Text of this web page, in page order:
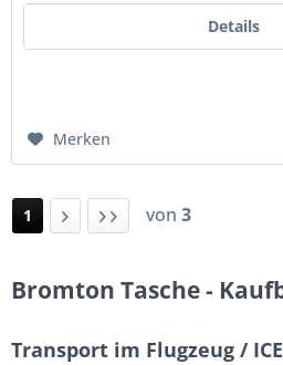
Details
Merken
1 von 3
Bromton Tasche -
Transport im Flugzeug / ICE